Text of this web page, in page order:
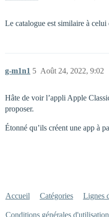
Le catalogue est similaire à celui
g-m1n1 Août 24, 2022, 9:02
5
Hâte de voir l’appli Apple
proposer.
Étonné qu’ils créent une app à
Accueil Catégories Lignes
Conditions générales d'utilisation